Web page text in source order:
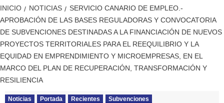
INICIO NOTICIAS
SERVICIO CANARIO DE EMPLEO.-
APROBACIÓN DE LAS BASES REGULADORAS Y CONVOCATORIA
DE SUBVENCIONES DESTINADAS A LA FINANCIACIÓN DE NUEVOS
PROYECTOS TERRITORIALES PARA EL REEQUILIBRIO Y LA
EQUIDAD EN EMPRENDIMIENTO Y MICROEMPRESAS, EN EL
MARCO DEL PLAN DE RECUPERACIÓN, TRANSFORMACIÓN Y
RESILIENCIA
Noticias Portada Recientes Subvenciones